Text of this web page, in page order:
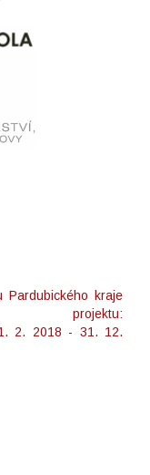
Pardubického kraje
1. 2. 2018 - 31. 12.